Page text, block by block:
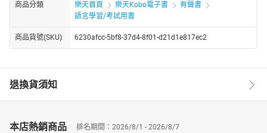
商品分類 樂天首頁 樂天Kobo電子書
有聲書
語言學習/考試用書
商品貨號(SKU) 6230afcc-5bf8-37d4-8f01-d21d1e817ec2
退換貨須知
本店熱銷商品 排名期間：2026/8/1 - 2026/8/7